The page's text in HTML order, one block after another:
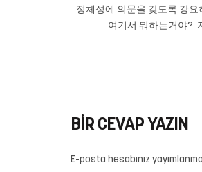
정체성에 의문을 갖도록 강
여기서 뭐하는거야?.
BIR CEVAP YAZIN
E-posta hesabınız